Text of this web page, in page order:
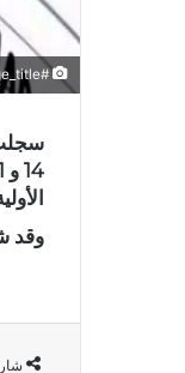
#image_title
سجلت
الأولية ب 33.46 درجة خط عرض و ب 10.88 درجة
وقد